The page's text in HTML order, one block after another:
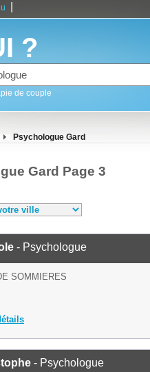
?
de couple
Psychologue Gard
Gard Page 3
- Psychologue
SOMMIERES
- Psychologue